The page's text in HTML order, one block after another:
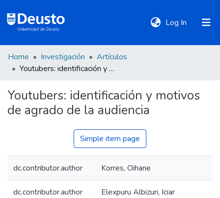
Log In (current)
DeustoTeka
Communities
&
Home Investigación
Artículos
Youtubers: identificación y motivos de agrado de la audiencia
Youtubers: identificación y motivos
de agrado de la audiencia
Simple item page
dc.contributor.author Korres, Oihane
dc.contributor.author Elexpuru Albizuri, Iciar